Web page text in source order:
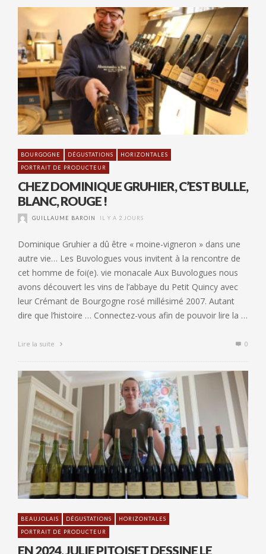
BOURGOGNE DÉGUSTATIONS
HORIZONTALES
PORTRAIT DE PRODUCTEUR
CHEZ DOMINIQUE GRUHIER, C’EST BULLE,
BLANC, ROUGE !
GUILLAUME BAROIN IL Y A 2 JOURS
Dominique Gruhier a dû être « moine-vigneron » dans une
autre vie… Les Buvologues vous invitent à la rencontre de
cet homme de foi(e). vie monacale Aux Buvologues nous
avons découvert les vins de l’abbaye du Petit Quincy avec
leur Crémant de Bourgogne rosé millésimé 2007. Autant
dire que l’histoire … Connectez-vous afin de pouvoir lire la …
Lire la suite 0
BEAUJOLAIS DÉGUSTATIONS
HORIZONTALES
PORTRAIT DE PRODUCTEUR
EN 2024, JULIE PITOISET DESSINE LE